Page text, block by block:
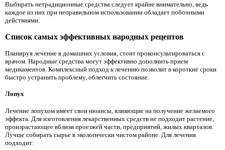
Выбирать нетрадиционные средства следует крайне внимательно, ведь
каждое из них при неправильном использовании обладает побочными
действиями.
Список самых эффективных народных рецептов
Планируя лечение в домашних условия, стоит проконсультироваться с
врачом. Народные средства могут эффективно дополнить прием
медикаментов. Комплексный подход к лечению позволит в короткие сроки
быстро устранить проблему, облегчить состояние.
Лопух
Лечение лопухом имеет свои нюансы, влияющие на получение желаемого
эффекта. Для изготовления лекарственных средств не подходит растение,
произрастающее вблизи проезжей части, предприятий, жилых кварталов.
Лучше собирать сырье в экологически чистом районе. Для лечения
подходит: